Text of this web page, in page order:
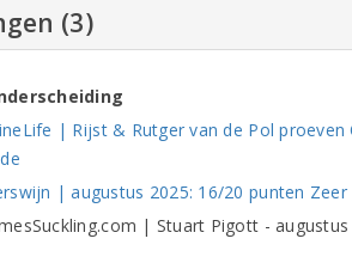
(3)
| Rijst & Rutger van de Pol
| augustus 2025: 16/20 punten
| Stuart Pigott -